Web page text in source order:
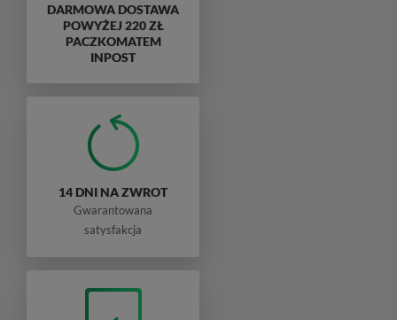
DARMOWA DOSTAWA
POWYŻEJ 220 ZŁ
PACZKOMATEM
INPOST
14 DNI NA ZWROT
Gwarantowana
satysfakcja